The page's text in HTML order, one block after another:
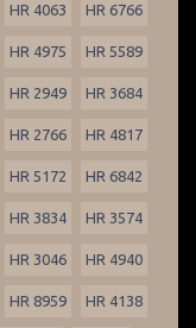
HR 4063 HR 6766
HR 4975 HR 5589
HR 2949 HR 3684
HR 2766 HR 4817
HR 5172 HR 6842
HR 3834 HR 3574
HR 3046 HR 4940
HR 8959 HR 4138